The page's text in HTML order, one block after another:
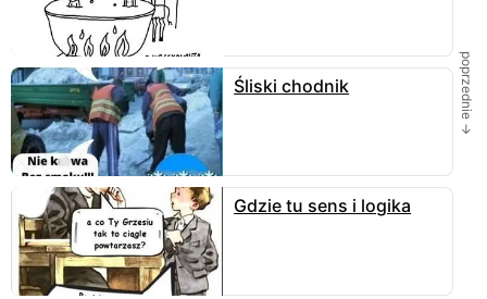
Śliski chodnik
Gdzie tu sens i logika
poprzednie →